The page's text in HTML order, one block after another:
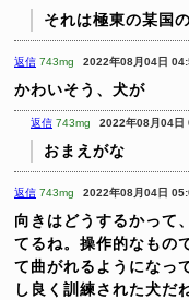
それは極東の某国
返信 743mg 2022年08月04日
かわいそう、犬が
返信 743mg 2022年08月04日
おまえがな
返信 743mg 2022年08月04日
向きはどうするかって
てるね。操作的なもの
て曲がれるようになっ
し良く訓練された犬だ